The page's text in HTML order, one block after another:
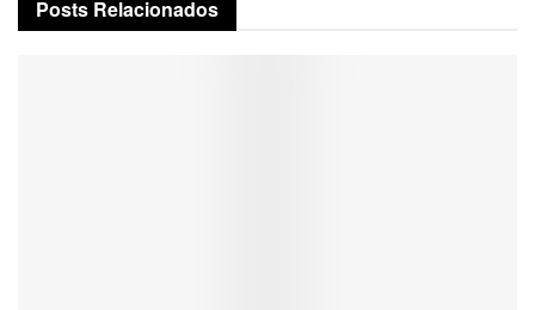
Posts Relacionados